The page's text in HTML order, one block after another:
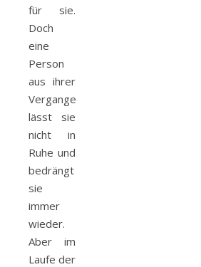
für sie.
Doch
eine
Person
aus ihrer
Vergangenheit
lässt sie
nicht in
Ruhe und
bedrängt
sie
immer
wieder.
Aber im
Laufe der